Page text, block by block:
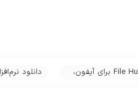
دانلود نرم‌افزار File Hub برای آیفون،